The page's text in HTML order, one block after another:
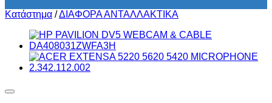
Κατάστημα /ΔΙΑΦΟΡΑ ΑΝΤΑΛΛΑΚΤΙΚΑ